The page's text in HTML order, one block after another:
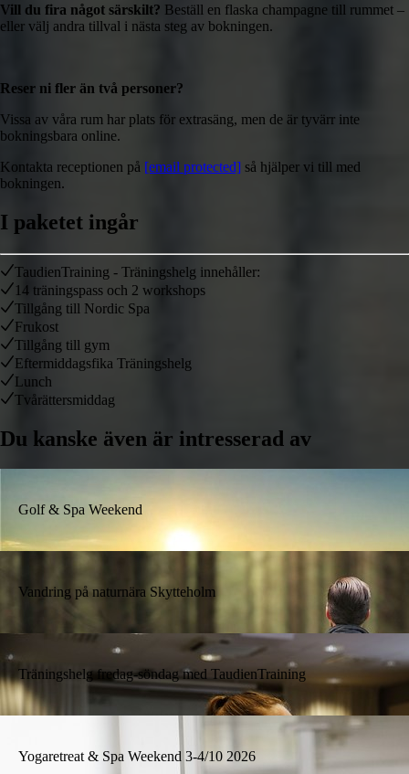
Vill du fira något särskilt? Beställ en flaska champagne till rummet –
eller välj andra tillval i nästa steg av bokningen.
Reser ni fler än två personer?
Vissa av våra rum har plats för extrasäng, men de är tyvärr inte
bokningsbara online.
Kontakta receptionen på [email protected] så hjälper vi till med
bokningen.
I paketet ingår
TaudienTraining - Träningshelg innehåller:
14 träningspass och 2 workshops
Tillgång till Nordic Spa
Frukost
Tillgång till gym
Eftermiddagsfika Träningshelg
Lunch
Tvårättersmiddag
Du kanske även är intresserad av
Golf & Spa Weekend
Vandring på naturnära Skytteholm
Träningshelg fredag-söndag med TaudienTraining
Yogaretreat & Spa Weekend 3-4/10 2026